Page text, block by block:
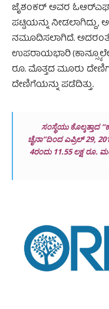
ಜೈಶಂಕರ್ ಅವರ
ಪಟ್ಟಿಯನ್ನು
ನಮೂದಿಸಲಾಗಿದೆ.
ಉಪರಾಯಭಾರಿ
ರೂ. ಮೊತ್ತದ ಮೂರು
ದೇಣಿಗೆಯನ್ನು ಪಡೆದಿತ್ತು.
ಸಂಸ್ಥೆಯು
ಚೈನಾ”ದಿಂದ ಎಪ್ರಿಲ್ 29,
4ರಂದು 11.55 ಲಕ್ಷ ರೂ.